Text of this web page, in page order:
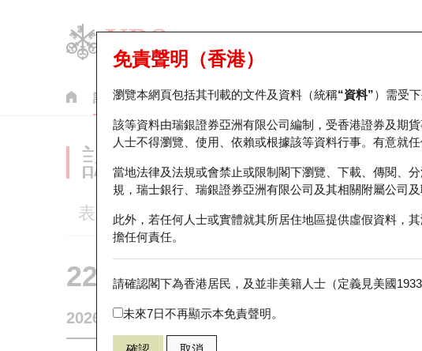
認股證 牛熊證 美股指數產品 輪證市場統計 正股資料
免責聲明（香港）
瀏覽本網頁包括其刊載的文件及資料（統稱“資料”）需受
該等資料由瑞銀證券亞洲有限公司編制，受香港證券及期
人士不得瀏覽、使用、依賴或根據該等資料行事。有意就
當地法律及法規或會禁止或限制閣下瀏覽、下載、傳閱、
規，瑞士銀行、瑞銀證券亞洲有限公司及其相關附屬公司
此外，若任何人士或實體就其所居住地區提供虛假資料，
擔任何責任。
請確認閣下為香港居民，及並非美籍人士（定義見美國
未來7日不再顯示本免責聲明。
認股證分析儀
表現 街貨統計 比較
22137 瑞銀認購 2015 理想汽車－Ｗ
2026-08-07 相關資產價格 49.92